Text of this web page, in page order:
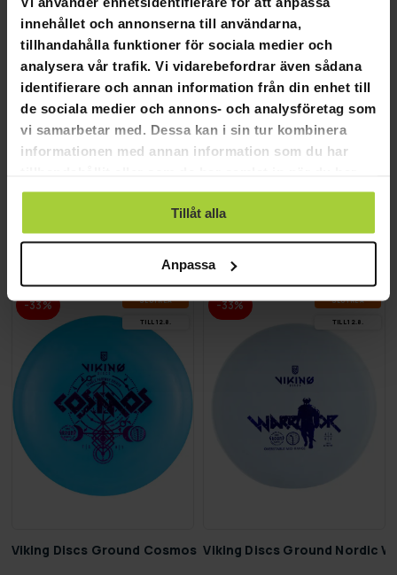
innehållet och annonserna till användarna,
tillhandahålla funktioner för sociala medier och
analysera vår trafik. Vi vidarebefordrar även sådana
identifierare och annan information från din enhet till
de sociala medier och annons- och analysföretag som
vi samarbetar med. Dessa kan i sin tur kombinera
informationen med annan information som du har
använt deras tjänster.
Tillåt alla
Anpassa
119,00 kr
179,00 kr
Viking Discs Ground
99,00 kr
149,00 kr
-33% SLUT­REA
TILL 12.8.
Viking Discs Ground Cosmos
-33% SLUT­REA
TILL 12.8.
Viking Discs Ground Nordic